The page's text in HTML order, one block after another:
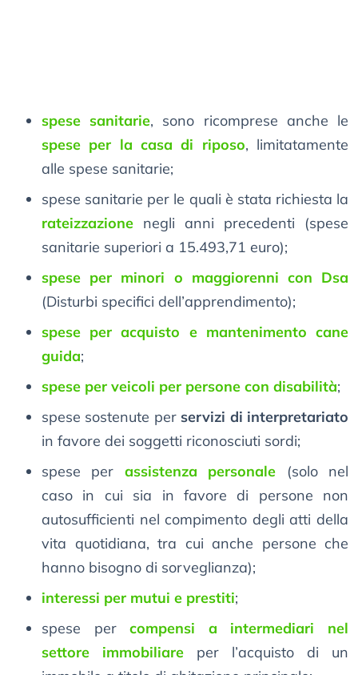
spese sanitarie, sono ricomprese anche le
spese per la casa di riposo, limitatamente
alle spese sanitarie;
spese sanitarie per le quali è stata richiesta la
rateizzazione negli anni precedenti (spese
sanitarie superiori a 15.493,71 euro);
spese per minori o maggiorenni con Dsa
(Disturbi specifici dell’apprendimento);
spese per acquisto e mantenimento cane
guida;
spese per veicoli per persone con disabilità;
spese sostenute per servizi di interpretariato
in favore dei soggetti riconosciuti sordi;
spese per assistenza personale (solo nel
caso in cui sia in favore di persone non
autosufficienti nel compimento degli atti della
vita quotidiana, tra cui anche persone che
hanno bisogno di sorveglianza);
interessi per mutui e prestiti;
spese percompensi a intermediari nel
settore immobiliare per l’acquisto di un